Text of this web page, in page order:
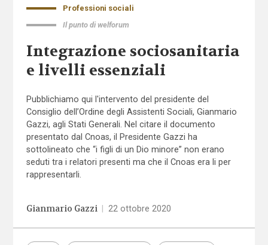
Professioni sociali
Il punto di welforum
Integrazione sociosanitaria
e livelli essenziali
Pubblichiamo qui l'intervento del presidente del
Consiglio dell’Ordine degli Assistenti Sociali, Gianmario
Gazzi, agli Stati Generali. Nel citare il documento
presentato dal Cnoas, il Presidente Gazzi ha
sottolineato che “i figli di un Dio minore” non erano
seduti tra i relatori presenti ma che il Cnoas era li per
rappresentarli.
Gianmario Gazzi 22 ottobre 2020